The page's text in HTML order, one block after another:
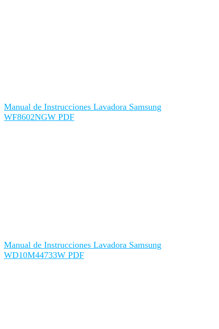
Manual de Instrucciones Lavadora Samsung
WF8602NGW PDF
Manual de Instrucciones Lavadora Samsung
WD10M44733W PDF